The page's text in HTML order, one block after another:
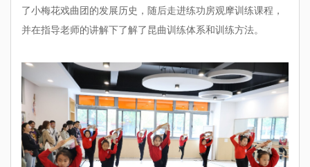
了小梅花戏曲团的发展历史，随后走进练功房观摩训练课程，
并在指导老师的讲解下了解了昆曲训练体系和训练方法。